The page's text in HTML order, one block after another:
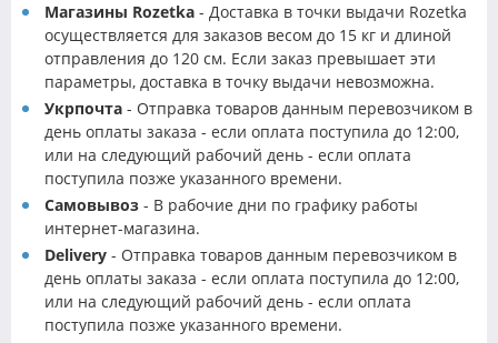
Магазины Rozetka - Доставка в точки выдачи Rozetka
осуществляется для заказов весом до 15 кг и длиной
отправления до 120 см. Если заказ превышает эти
параметры, доставка в точку выдачи невозможна.
Укрпочта - Отправка товаров данным перевозчиком в
день оплаты заказа - если оплата поступила до 12:00,
или на следующий рабочий день - если оплата
поступила позже указанного времени.
Самовывоз - В рабочие дни по графику работы
интернет-магазина.
Delivery - Отправка товаров данным перевозчиком в
день оплаты заказа - если оплата поступила до 12:00,
или на следующий рабочий день - если оплата
поступила позже указанного времени.